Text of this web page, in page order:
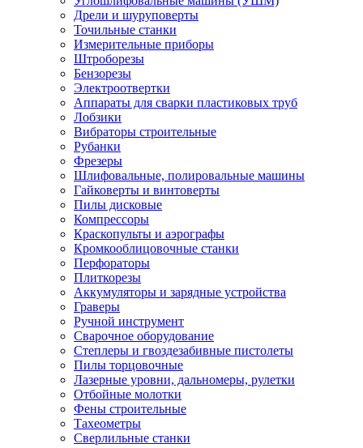
Дрели и шуруповерты
Точильные станки
Измерительные приборы
Штроборезы
Бензорезы
Электроотвертки
Аппараты для сварки пластиковых труб
Лобзики
Вибраторы строительные
Рубанки
Фрезеры
Шлифовальные, полировальные машины
Гайковерты и винтоверты
Пилы дисковые
Компрессоры
Краскопульты и аэрографы
Кромкооблицовочные станки
Перфораторы
Плиткорезы
Аккумуляторы и зарядные устройства
Граверы
Ручной инструмент
Сварочное оборудование
Степлеры и гвоздезабивные пистолеты
Пилы торцовочные
Лазерные уровни, дальномеры, рулетки
Отбойные молотки
Фены строительные
Тахеометры
Сверлильные станки